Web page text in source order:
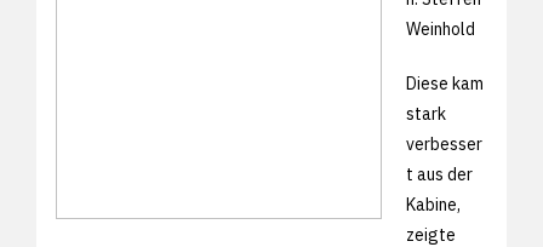
Weinhold
Diese kam
stark
verbesser
t aus der
Kabine,
zeigte